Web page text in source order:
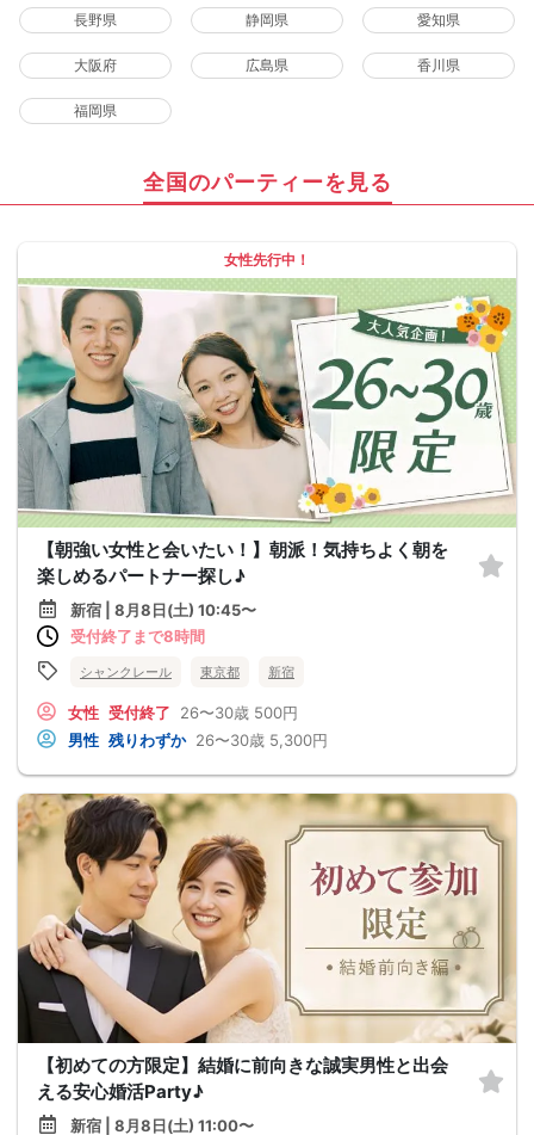
長野県 静岡県 愛知県
大阪府 広島県 香川県
福岡県
全国のパーティーを見る
女性先行中！
【朝強い女性と会いたい！】朝派！気持ちよく朝を
楽しめるパートナー探し♪
新宿 | 8月8日(土) 10:45〜
受付終了まで8時間
シャンクレール 東京都 新宿
女性 受付終了 26〜30歳 500円
男性 残りわずか 26〜30歳 5,300円
【初めての方限定】結婚に前向きな誠実男性と出会
える安心婚活Party♪
新宿 | 8月8日(土) 11:00〜